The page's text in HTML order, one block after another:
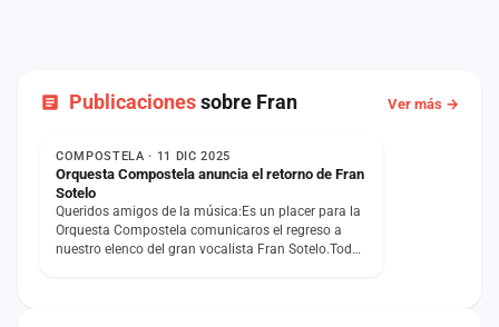
Publicacionessobre Fran Ver más →
NOTICIA
COMPOSTELA · 11 DIC 2025
Orquesta Compostela anuncia el retorno de Fran
Sotelo
Queridos amigos de la música:Es un placer para la
Orquesta Compostela comunicaros el regreso a
nuestro elenco del gran vocalista Fran Sotelo.Todos